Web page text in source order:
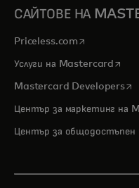
САЙТОВЕ НА
Priceless.com opens in a
Услуги на Mastercard
Mastercard Developers
Център за маркетинг на
Център за общодостъпен